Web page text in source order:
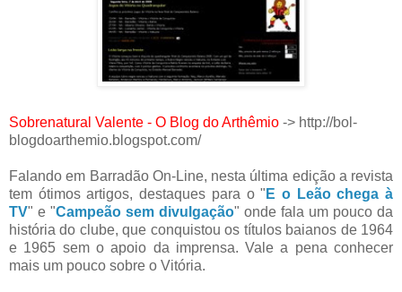
Sobrenatural Valente - O Blog do Arthêmio -> http://bol-
blogdoarthemio.blogspot.com/
Falando em Barradão On-Line, nesta última edição a revista
tem ótimos artigos, destaques para o " E o Leão chega à
TV" e "Campeão sem divulgação" onde fala um pouco da
história do clube, que conquistou os títulos baianos de 1964
e 1965 sem o apoio da imprensa. Vale a pena conhecer
mais um pouco sobre o Vitória.